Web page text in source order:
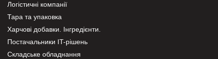
Логістичні компанії
Тара та упаковка
Харчові добавки. Інгредієнти.
Постачальники IT-рішень
Складське обладнання